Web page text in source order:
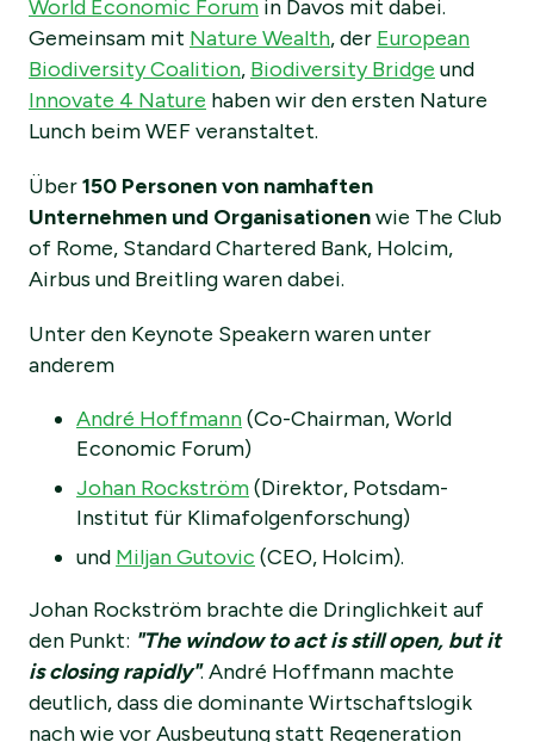
World Economic Forum in Davos mit dabei.
Gemeinsam mit Nature Wealth, der European
Biodiversity Coalition, Biodiversity Bridge und
Innovate 4 Nature haben wir den ersten Nature
Lunch beim WEF veranstaltet.
Über150 Personen von namhaften
Unternehmen und Organisationenwie The Club
of Rome, Standard Chartered Bank, Holcim,
Airbus und Breitling waren dabei.
Unter den Keynote Speakern waren unter
anderem
André Hoffmann(Co-Chairman, World
Economic Forum)
Johan Rockström(Direktor, Potsdam-
Institut für Klimafolgenforschung)
und Miljan Gutovic (CEO, Holcim).
Johan Rockström brachte die Dringlichkeit auf
den Punkt: "The window to act is still open, but it
is closing rapidly". André Hoffmann machte
deutlich, dass die dominante Wirtschaftslogik
nach wie vor Ausbeutung statt Regeneration